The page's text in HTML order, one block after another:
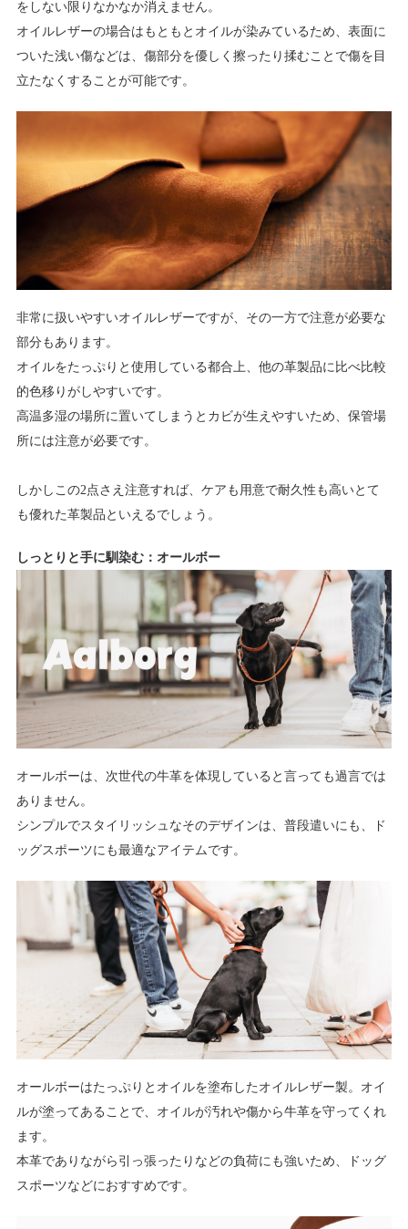
をしない限りなかなか消えません。
オイルレザーの場合はもともとオイルが染みているため、表面に
ついた浅い傷などは、傷部分を優しく擦ったり揉むことで傷を目
立たなくすることが可能です。
非常に扱いやすいオイルレザーですが、その一方で注意が必要な
部分もあります。
オイルをたっぷりと使用している都合上、他の革製品に比べ比較
的色移りがしやすいです。
高温多湿の場所に置いてしまうとカビが生えやすいため、保管場
所には注意が必要です。
しかしこの2点さえ注意すれば、ケアも用意で耐久性も高いとて
も優れた革製品といえるでしょう。
しっとりと手に馴染む：オールボー
オールボーは、次世代の牛革を体現していると言っても過言では
ありません。
シンプルでスタイリッシュなそのデザインは、普段遣いにも、ド
ッグスポーツにも最適なアイテムです。
オールボーはたっぷりとオイルを塗布したオイルレザー製。オイ
ルが塗ってあることで、オイルが汚れや傷から牛革を守ってくれ
ます。
本革でありながら引っ張ったりなどの負荷にも強いため、ドッグ
スポーツなどにおすすめです。